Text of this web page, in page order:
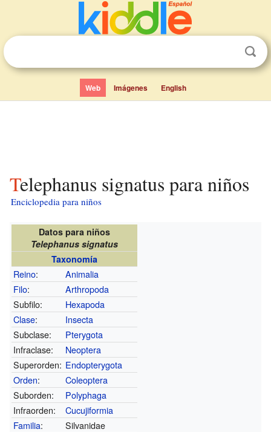
Web Imágenes English
Telephanus signatus para niños
Enciclopedia para niños
Datos para niños
Telephanus signatus
Taxonomía
Reino:
Animalia
Filo:
Arthropoda
Subfilo:
Hexapoda
Clase:
Insecta
Subclase:
Pterygota
Infraclase:
Neoptera
Superorden: Endopterygota
Orden:
Coleoptera
Suborden:
Polyphaga
Infraorden:
Cucujiformia
Familia:
Silvanidae